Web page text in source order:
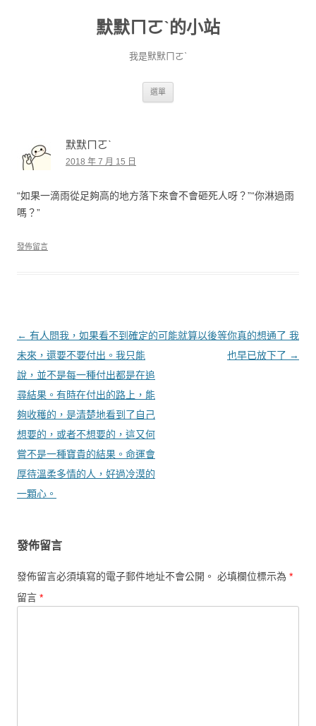
默默ㄇㄛˋ的小站
我是默默ㄇㄛˋ
選單
默默ㄇㄛˋ
2018 年 7 月 15 日
“如果一滴雨從足夠高的地方落下來會不會砸死人呀？”“你淋過雨
嗎？”
發佈留言
文章導覽
← 有人問我，如果看不到確定的
未來，還要不要付出。我只能
說，並不是每一種付出都是在追
尋結果。有時在付出的路上，能
夠收穫的，是清楚地看到了自己
想要的，或者不想要的，這又何
嘗不是一種寶貴的結果。命運會
厚待溫柔多情的人，好過冷漠的
一顆心。
可能就算以後等你真的想通了 我
也早已放下了 →
發佈留言
發佈留言必須填寫的電子郵件地址不會公開。 必填欄位標示為 *
留言 *